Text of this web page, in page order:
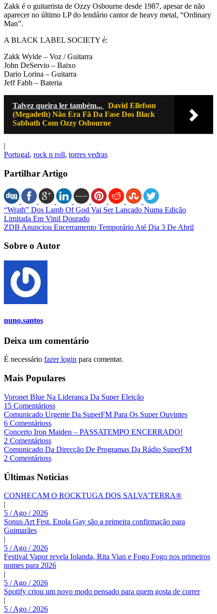
Zakk é o guitarrista de Ozzy Osbourne desde 1987, apesar de não
aparecer no último LP do lendário cantor de heavy metal, “Ordinary
Man”.
A BLACK LABEL SOCIETY é:
Zakk Wylde – Voz / Guitarra
John DeServio – Baixo
Dario Lorina – Guitarra
Jeff Fabb – Bateria
Talvez queira ler também...
David Ellefson
(Megadeth) Não Era Fã Da Fase Dos Black
Sabbath Com Ozzy Osbourne
|
Portugal, rock n roll, torres vedras
Partilhar Artigo
“Wrath” Dos Lamb Of God Vai Ser Lançado Numa Edição
Limitada Em Vinil Dourado
ZDB Anunciou Encerramento Temporário Até Dia 3 De Abril
Sobre o Autor
nuno.santos
Deixa um comentário
É necessário fazer login para comentar.
Mais Populares
Voronet Blue Na Liderança Da Super Eleição
15 Comentárioss
Comunicado Urgente Da SuperFM Para Os Super Ouvintes
6 Comentárioss
Concerto Iron Maiden – PASSATEMPO ENCERRADO!
2 Comentárioss
Comunicado Da Direcção De Programas Da Rádio SuperFM
2 Comentárioss
Últimas Noticias
CONHEÇAM O ROCKTUGA DOS SALVA’TERRA®
|
5 / Ago / 2026
Sonus Art Fest. Enola Gay são a primeira confirmação para
Guimarães
|
5 / Ago / 2026
Festival Vapor revela Iolanda, Rita Vian e Fogo Fogo nos primeiros
nomes para 2026
|
5 / Ago / 2026
Spotify criou um novo modo pensado para quem gosta de correr
|
5 / Ago / 2026